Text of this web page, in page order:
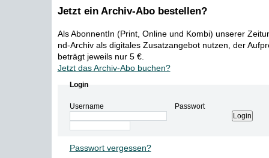
Jetzt ein Archiv-Abo bestellen?
Als AbonnentIn (Print, Online und Kombi) unserer
nd-Archiv als digitales Zusatzangebot nutzen, der
beträgt jeweils nur 5 €.
Jetzt das Archiv-Abo buchen?
Login
Username Passwort
Passwort vergessen?